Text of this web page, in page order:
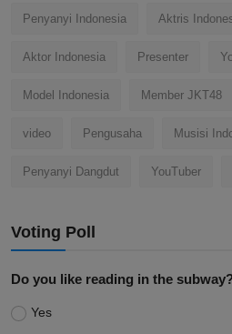
Penyanyi Indonesia Aktris
Aktor Indonesia Presenter
Model Indonesia Member JKT48
video Pengusaha Musisi
Penyanyi Dangdut YouTuber
Voting Poll
Do you like reading in the
Yes